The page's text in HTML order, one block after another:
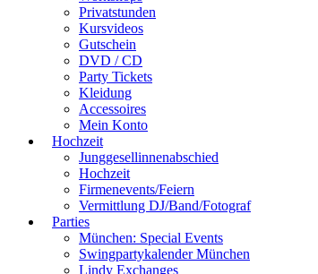
Privatstunden
Kursvideos
Gutschein
DVD / CD
Party Tickets
Kleidung
Accessoires
Mein Konto
Hochzeit
Junggesellinnenabschied
Hochzeit
Firmenevents/Feiern
Vermittlung DJ/Band/Fotograf
Parties
München: Special Events
Swingpartykalender München
Lindy Exchanges